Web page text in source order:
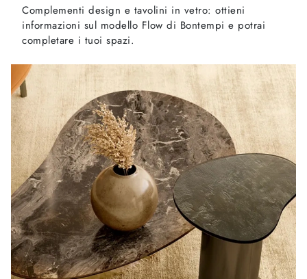
Complementi design e tavolini in vetro: ottieni
informazioni sul modello Flow di Bontempi e potrai
completare i tuoi spazi.